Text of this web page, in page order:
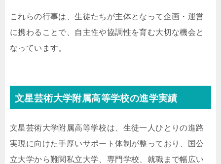
これらの行事は、生徒たちが主体となって企画・運営
に携わることで、自主性や協調性を育む大切な機会と
なっています。
文星芸術大学附属高等学校の進学実績
文星芸術大学附属高等学校は、生徒一人ひとりの進路
実現に向けた手厚いサポート体制が整っており、国公
立大学から難関私立大学、専門学校、就職まで幅広い